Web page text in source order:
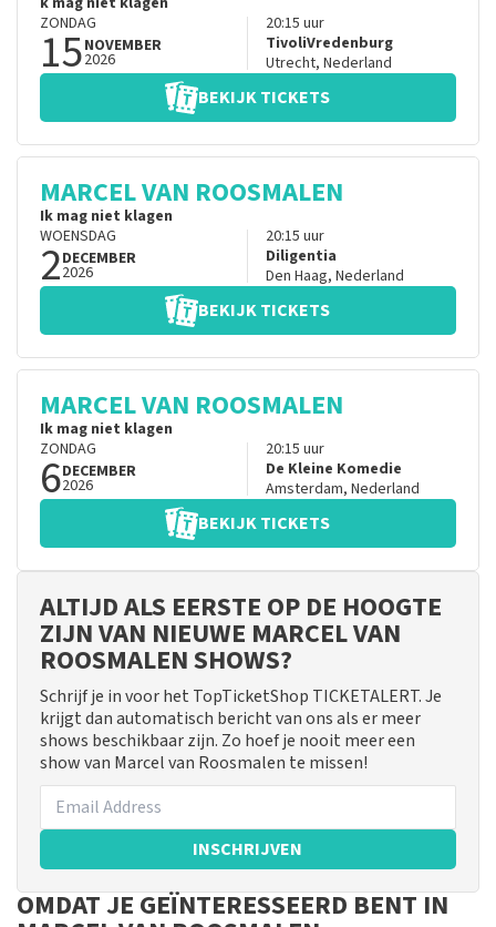
ZONDAG
15NOVEMBER
2026
20:15 uur
TivoliVredenburg
Utrecht, Nederland
BEKIJK TICKETS
MARCEL VAN ROOSMALEN
Ik mag niet klagen
WOENSDAG
2DECEMBER
2026
20:15 uur
Diligentia
Den Haag, Nederland
BEKIJK TICKETS
MARCEL VAN ROOSMALEN
Ik mag niet klagen
ZONDAG
6DECEMBER
2026
20:15 uur
De Kleine Komedie
Amsterdam, Nederland
BEKIJK TICKETS
ALTIJD ALS EERSTE OP DE HOOGTE
ZIJN VAN NIEUWE MARCEL VAN
ROOSMALEN SHOWS?
Schrijf je in voor het TopTicketShop TICKETALERT. Je
krijgt dan automatisch bericht van ons als er meer
shows beschikbaar zijn. Zo hoef je nooit meer een
show van Marcel van Roosmalen te missen!
INSCHRIJVEN
OMDAT JE GEÏNTERESSEERD BENT IN